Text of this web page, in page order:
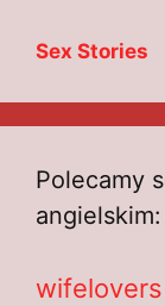
Sex Stories
Polecamy
angielskim:
wifelovers